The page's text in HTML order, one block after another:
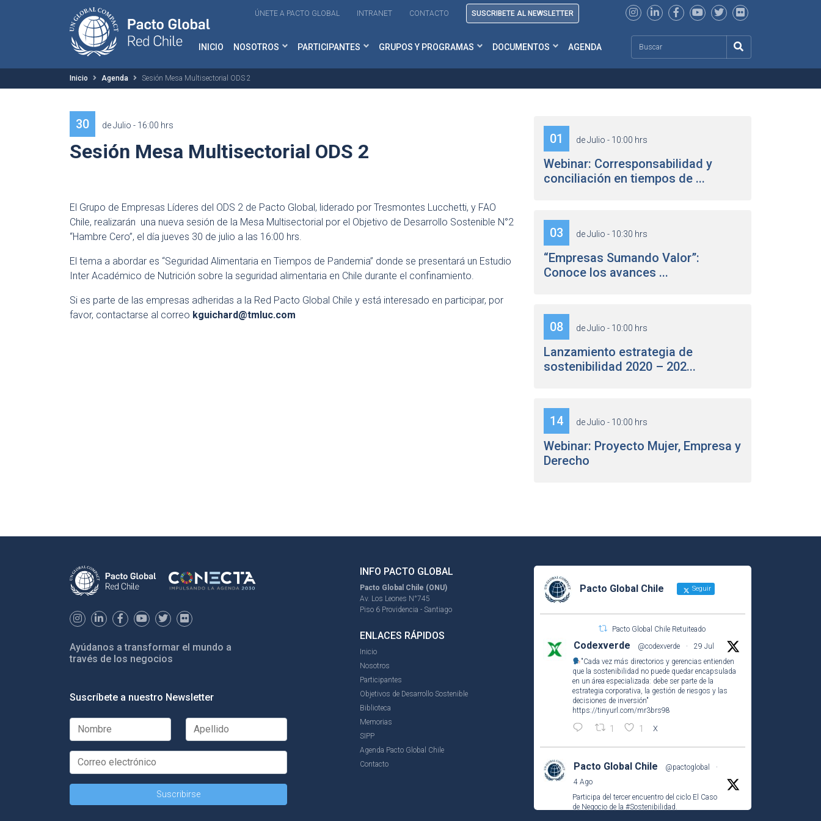
ÚNETE A PACTO GLOBAL INTRANET CONTACTO SUSCRIBETE AL NEWSLETTER
INICIO NOSOTROS PARTICIPANTES GRUPOS Y PROGRAMAS DOCUMENTOS AGENDA
Inicio Agenda Sesión Mesa Multisectorial ODS 2
30 de Julio - 16:00 hrs
Sesión Mesa Multisectorial ODS 2
El Grupo de Empresas Líderes del ODS 2 de Pacto Global, liderado por Tresmontes Lucchetti, y FAO
Chile, realizarán una nueva sesión de la Mesa Multisectorial por el Objetivo de Desarrollo Sostenible N°2
“Hambre Cero”, el día jueves 30 de julio a las 16:00 hrs.
El tema a abordar es “Seguridad Alimentaria en Tiempos de Pandemia” donde se presentará un Estudio
Inter Académico de Nutrición sobre la seguridad alimentaria en Chile durante el confinamiento.
Si es parte de las empresas adheridas a la Red Pacto Global Chile y está interesado en participar, por
favor, contactarse al correo kguichard@tmluc.com
01 de Julio - 10:00 hrs
Webinar: Corresponsabilidad y
conciliación en tiempos de ...
03 de Julio - 10:30 hrs
“Empresas Sumando Valor”:
Conoce los avances ...
08 de Julio - 10:00 hrs
Lanzamiento estrategia de
sostenibilidad 2020 – 202...
14 de Julio - 10:00 hrs
Webinar: Proyecto Mujer, Empresa y
Derecho
Ayúdanos a transformar el mundo a
través de los negocios
Suscríbete a nuestro Newsletter
INFO PACTO GLOBAL
Pacto Global Chile (ONU)
Av. Los Leones N°745
Piso 6 Providencia - Santiago
ENLACES RÁPIDOS
Inicio
Nosotros
Participantes
Objetivos de Desarrollo Sostenible
Biblioteca
Memorias
SIPP
Agenda Pacto Global Chile
Contacto
Pacto Global Chile Seguir
Pacto Global Chile Retuiteado
Codexverde @codexverde ·
29 Jul
"Cada vez más directorios y gerencias entienden
que la sostenibilidad no puede quedar encapsulada
en un área especializada: debe ser parte de la
estrategia corporativa, la gestión de riesgos y las
decisiones de inversión"
https://tinyurl.com/mr3brs98
1 1 X
Pacto Global Chile @pactoglobal
·
4 Ago
Participa del tercer encuentro del ciclo El Caso
de Negocio de la #Sostenibilidad.